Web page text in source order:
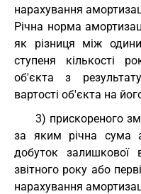
нарахування
Річна норма
як різниця між
ступеня кількості
об'єкта з
вартості об'єкта на
3) прискореного
за яким річна сума
добуток залишкової
звітного року або
нарахування